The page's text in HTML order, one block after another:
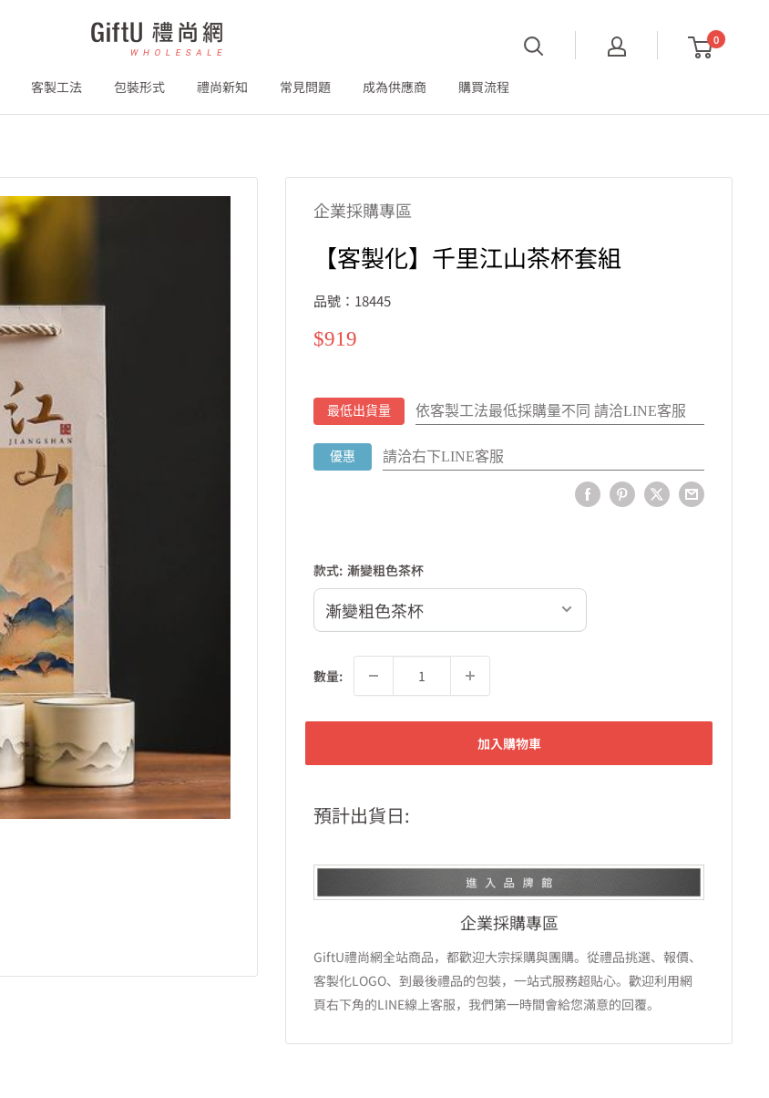
GiftU
0
客製工法 包裝形式 禮尚新知 常見問題 成為供應商 購買流程
企業採購專區
【客製化】千里江山茶杯套組
品號：18445
特
$919
最低出貨量 依客製工法最低採購量不同 請洽LINE客服
優惠 請洽右下LINE客服
款式: 漸變粗色茶杯
數量:
加入購物車
預計出貨日:
企業採購專區
GiftU禮尚網全站商品，都歡迎大宗採購與團購。從禮品挑選、報價、
客製化LOGO、到最後禮品的包裝，一站式服務超貼心。歡迎利用網
頁右下角的LINE線上客服，我們第一時間會給您滿意的回覆。